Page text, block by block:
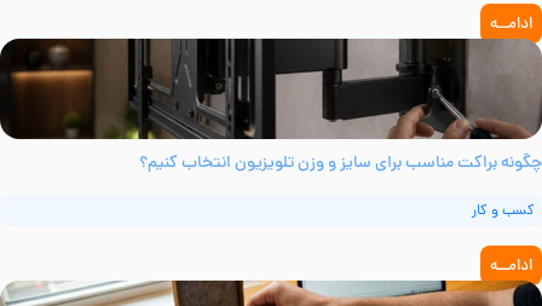
ادامــه
براکت مناسب برای سایز و وزن تلویزیون انتخاب کنیم؟
کسب و کار
ادامــه